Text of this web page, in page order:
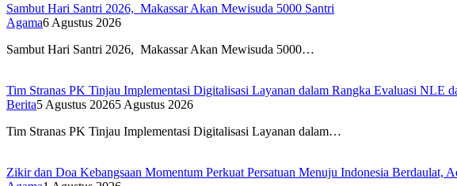
Sambut Hari Santri 2026, Makassar Akan Mewisuda 5000 Santri
Agama6 Agustus 2026
Sambut Hari Santri 2026, Makassar Akan Mewisuda 5000…
Tim Stranas PK Tinjau Implementasi Digitalisasi Layanan dalam Rangka Evaluasi NLE
Berita5 Agustus 20265 Agustus 2026
Tim Stranas PK Tinjau Implementasi Digitalisasi Layanan dalam…
Zikir dan Doa Kebangsaan Momentum Perkuat Persatuan Menuju Indonesia Berdaulat,